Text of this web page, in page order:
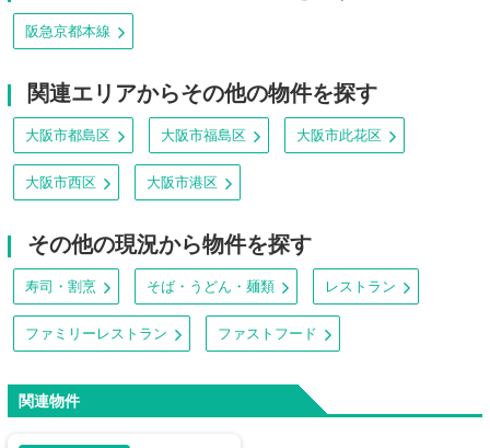
阪急京都本線
関連エリアからその他の物件を探す
大阪市都島区 大阪市福島区 大阪市此花区
大阪市西区 大阪市港区
その他の現況から物件を探す
寿司・割烹 そば・うどん・麺類 レストラン
ファミリーレストラン ファストフード
関連物件